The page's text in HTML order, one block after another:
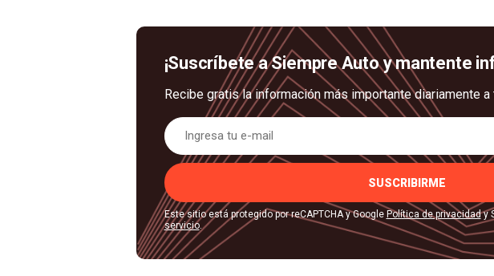
¡Suscríbete a Siempre Auto y mantente
Recibe gratis la información más importante diariamente a
SUSCRIBIRME
Este sitio está protegido por reCAPTCHA y Google Política de privacidady
servicio.